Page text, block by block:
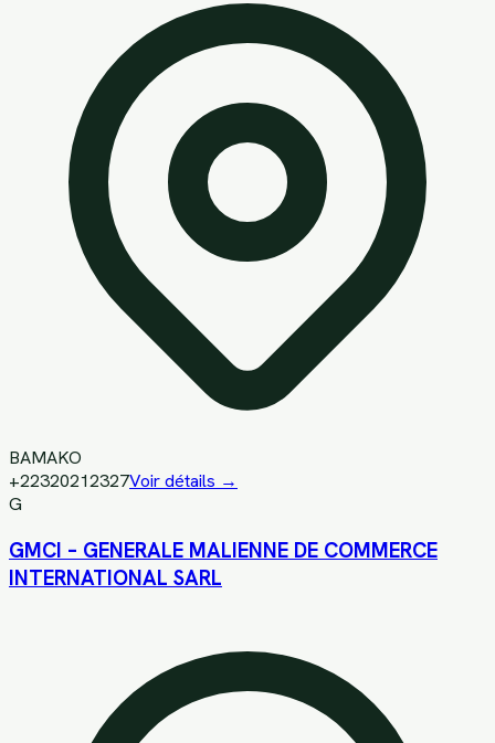
BAMAKO
+22320212327Voir détails →
G
GMCI – GENERALE MALIENNE DE COMMERCE
INTERNATIONAL SARL